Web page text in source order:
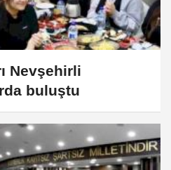
Nevşehirli
buluştu